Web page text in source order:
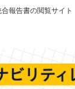
報告書の閲覧サイト